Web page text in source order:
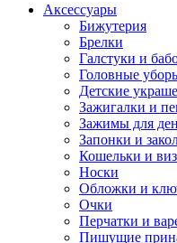
Аксессуары
Бижутерия
Брелки
Галстуки и
Головные
Детские
Зажигалки и
Зажимы для
Запонки и
Кошельки и
Носки
Обложки и
Очки
Перчатки и
Пишущие